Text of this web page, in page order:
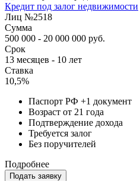
Кредит под залог недвижимости
Лиц №2518
Сумма
500 000 - 20 000 000 руб.
Срок
13 месяцев - 10 лет
Ставка
10,5%
Паспорт РФ +1 документ
Возраст от 21 года
Подтверждение дохода
Требуется залог
Без поручителей
Подробнее
Подать заявку